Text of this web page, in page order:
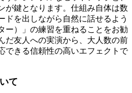
が鍵となります。仕組み自体は数
ドを出しながら自然に話せるよう
ー）」の練習を重ねることをお勧
だ友人への実演から、大人数の前
できる信頼性の高いエフェクトで
て